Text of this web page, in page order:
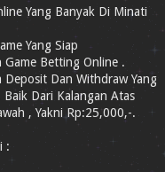
Yang Banyak Di Minati
Yang Siap
Game Betting Online .
Deposit Dan Withdraw Yang
Dari Kalangan Atas
, Yakni Rp:25,000,-.
: